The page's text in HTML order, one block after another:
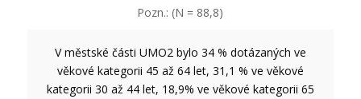
Pozn.: (N = 88,8)
V městské části UMO2 bylo 34 % dotázaných ve
věkové kategorii 45 až 64 let, 31,1 % ve věkové
kategorii 30 až 44 let, 18,9% ve věkové kategorii 65